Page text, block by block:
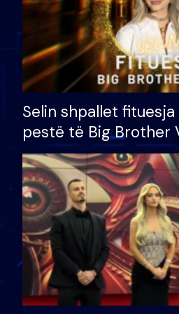
Selin shpallet
pestë të Big Brother
çmimin e madh prej